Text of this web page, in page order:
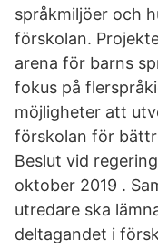
språkmiljöer och
förskolan.
arena för barns
fokus på
möjligheter att
förskolan för
Beslut vid
oktober 2019 .
utredare ska
deltagandet i